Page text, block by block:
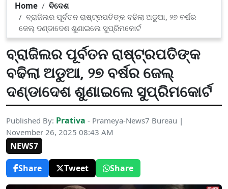
Home
ବିଦେଶ
ବ୍ରାଜିଲର ପୂର୍ବତନ ରାଷ୍ଟ୍ରପତିଙ୍କ ବଢିଲା ଅଡୁଆ, ୨୭ ବର୍ଷର
ଜେଲ୍‌ ଦଣ୍ଡାଦେଶ ଶୁଣାଇଲେ ସୁପ୍ରିମକୋର୍ଟ
ବ୍ରାଜିଲର ପୂର୍ବତନ ରାଷ୍ଟ୍ରପତିଙ୍କ
ବଢିଲା ଅଡୁଆ, ୨୭ ବର୍ଷର ଜେଲ୍‌
ଦଣ୍ଡାଦେଶ ଶୁଣାଇଲେ ସୁପ୍ରିମକୋର୍ଟ
Published By: Prativa - Prameya-News7 Bureau |
November 26, 2025 08:43 AM
NEWS7
Share
Tweet Share